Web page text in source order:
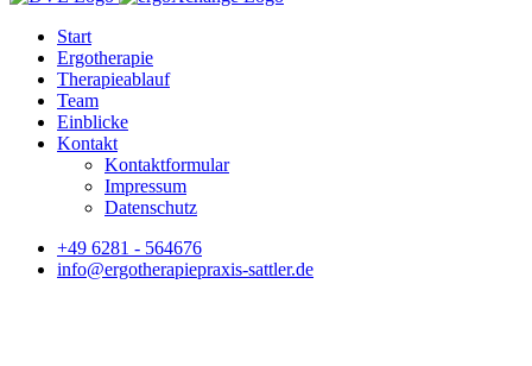
Start
Ergotherapie
Therapieablauf
Team
Einblicke
Kontakt
Kontaktformular
Impressum
Datenschutz
+49 6281 - 564676
info@ergotherapiepraxis-sattler.de